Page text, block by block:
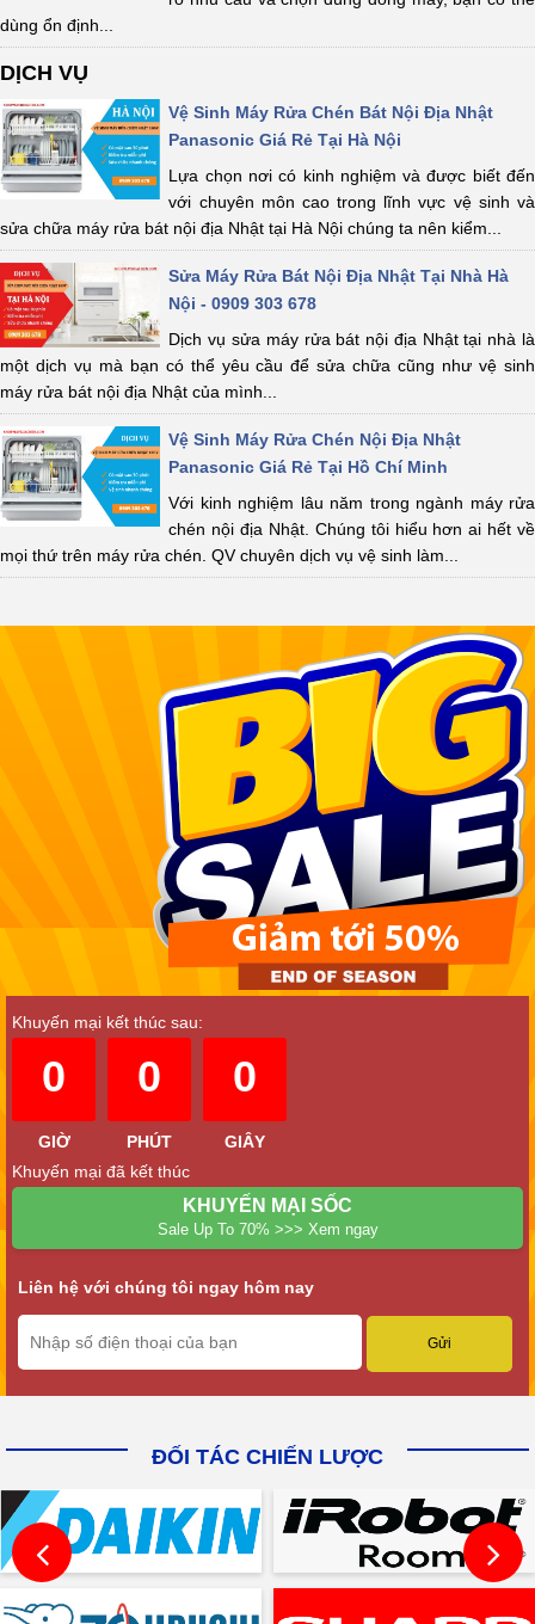
dùng ổn định...
DỊCH VỤ
Vệ Sinh Máy Rửa Chén Bát Nội Địa Nhật
Panasonic Giá Rẻ Tại Hà Nội
Lựa chọn nơi có kinh nghiệm và được biết đến
với chuyên môn cao trong lĩnh vực vệ sinh và
sửa chữa máy rửa bát nội địa Nhật tại Hà Nội chúng ta nên kiểm...
Sửa Máy Rửa Bát Nội Địa Nhật Tại Nhà Hà
Nội - 0909 303 678
Dịch vụ sửa máy rửa bát nội địa Nhật tại nhà là
một dịch vụ mà bạn có thể yêu cầu để sửa chữa cũng như vệ sinh
máy rửa bát nội địa Nhật của mình...
Vệ Sinh Máy Rửa Chén Nội Địa Nhật
Panasonic Giá Rẻ Tại Hồ Chí Minh
Với kinh nghiệm lâu năm trong ngành máy rửa
chén nội địa Nhật. Chúng tôi hiểu hơn ai hết về
mọi thứ trên máy rửa chén. QV chuyên dịch vụ vệ sinh làm...
Khuyến mại kết thúc sau:
0
GIỜ
0
PHÚT
0
GIÂY
Khuyến mại đã kết thúc
KHUYẾN MẠI SỐC
Sale Up To 70% >>> Xem ngay
Liên hệ với chúng tôi ngay hôm nay
ĐỐI TÁC CHIẾN LƯỢC